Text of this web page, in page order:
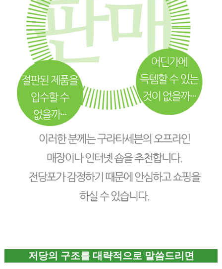
저당의 구조를 대략적으로 말씀드리면